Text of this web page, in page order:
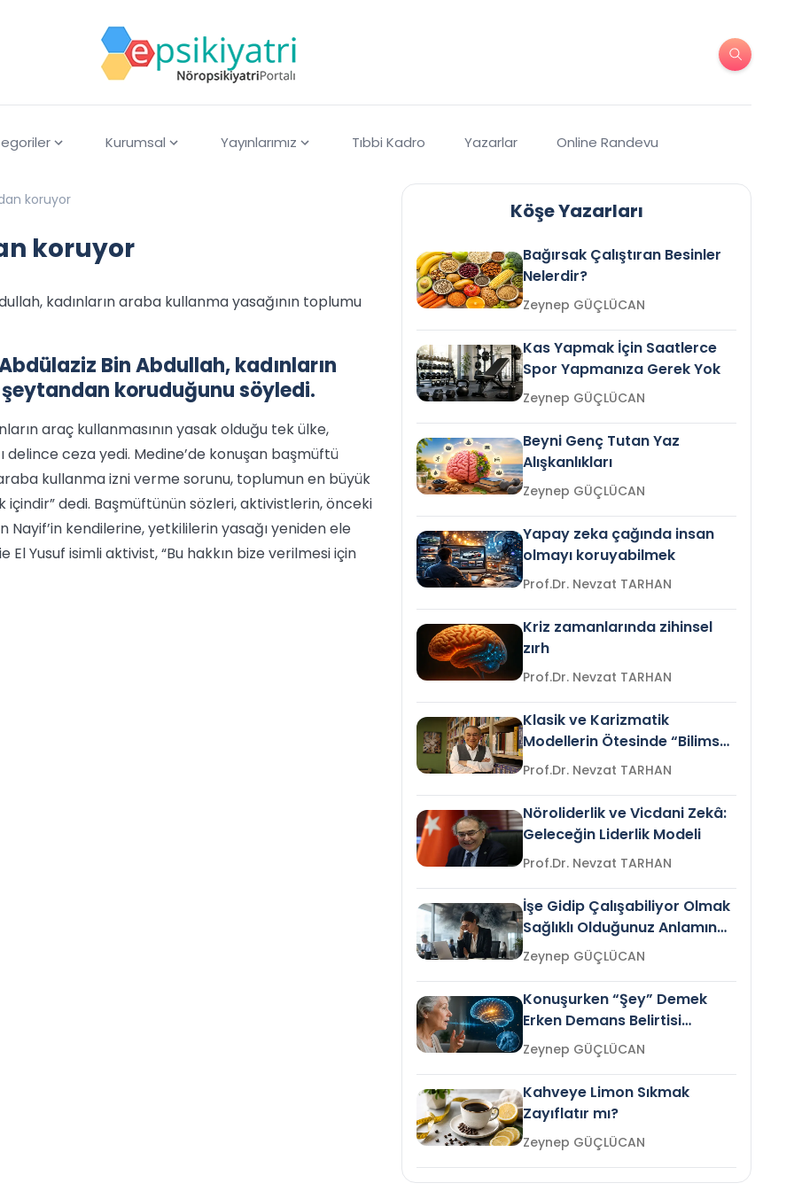
Kurumsal Yayınlarımız Tıbbi Kadro Yazarlar Online Randevu
koruyor
koruyor
kadınların araba kullanma yasağının toplumu
Bin Abdullah, kadınların
koruduğunu söyledi.
araç kullanmasının yasak olduğu tek ülke,
delince ceza yedi. Medine’de konuşan başmüftü
kullanma izni verme sorunu, toplumun en büyük
dedi. Başmüftünün sözleri, aktivistlerin, önceki
kendilerine, yetkililerin yasağı yeniden ele
Yusuf isimli aktivist, “Bu hakkın bize verilmesi için
Köşe Yazarları
Bağırsak Çalıştıran Besinler
Nelerdir?
Zeynep GÜÇLÜCAN
Kas Yapmak İçin Saatlerce
Spor Yapmanıza Gerek Yok
Zeynep GÜÇLÜCAN
Beyni Genç Tutan Yaz
Alışkanlıkları
Zeynep GÜÇLÜCAN
Yapay zeka çağında insan
olmayı koruyabilmek
Prof.Dr. Nevzat TARHAN
Kriz zamanlarında zihinsel
zırh
Prof.Dr. Nevzat TARHAN
Klasik ve Karizmatik
Modellerin Ötesinde “Bilimsel
Liderlik”
Prof.Dr. Nevzat TARHAN
Nöroliderlik ve Vicdani Zekâ:
Geleceğin Liderlik Modeli
Prof.Dr. Nevzat TARHAN
İşe Gidip Çalışabiliyor Olmak
Sağlıklı Olduğunuz Anlamına
Gelir mi?Zeynep GÜÇLÜCAN
Konuşurken “Şey” Demek
Erken Demans Belirtisi
Olabilir mi?Zeynep GÜÇLÜCAN
Kahveye Limon Sıkmak
Zayıflatır mı?
Zeynep GÜÇLÜCAN